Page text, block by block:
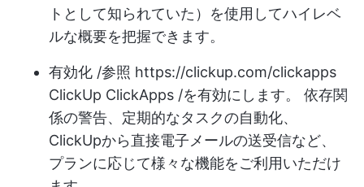
トとして知られていた）を使用してハイレベ
ルな概要を把握できます。
有効化 /参照 https://clickup.com/clickapps
ClickUp ClickApps /を有効にします。 依存関
係の警告、定期的なタスクの自動化、
ClickUpから直接電子メールの送受信など、
プランに応じて様々な機能をご利用いただけ